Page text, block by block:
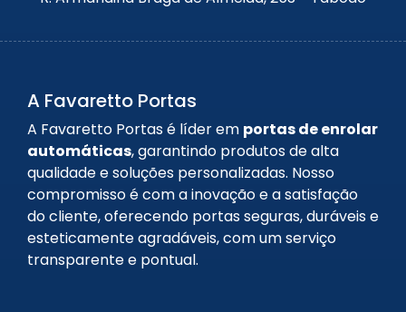
A Favaretto Portas
A Favaretto Portas é líder em portas de enrolar
automáticas, garantindo produtos de alta
qualidade e soluções personalizadas. Nosso
compromisso é com a inovação e a satisfação
do cliente, oferecendo portas seguras, duráveis e
esteticamente agradáveis, com um serviço
transparente e pontual.